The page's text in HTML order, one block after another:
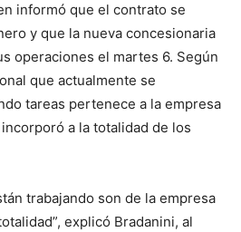
informó que el contrato se
y que la nueva concesionaria
operaciones el martes 6. Según
que actualmente se
tareas pertenece a la empresa
a la totalidad de los
trabajando son de la empresa
explicó Bradanini, al